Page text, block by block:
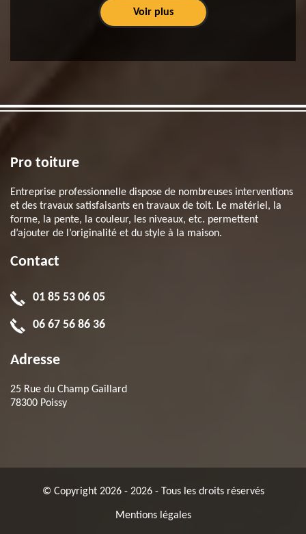
Voir plus
Pro toiture
Entreprise professionnelle dispose de nombreuses interventions
et des travaux satisfaisants en travaux de toit. Le matériel, la
forme, la pente, la couleur, les niveaux, etc. permettent
d’ajouter de l’originalité et du style à la maison.
Contact
01 85 53 06 05
06 67 56 86 36
Adresse
25 Rue du Champ Gaillard
78300 Poissy
© Copyright 2026 - 2026 - Tous les droits réservés
Mentions légales